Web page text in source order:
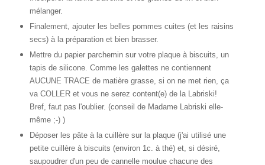
mélanger.
Finalement, ajouter les belles pommes cuites (et les raisins
secs) à la préparation et bien brasser.
Mettre du papier parchemin sur votre plaque à biscuits, un
tapis de silicone. Comme les galettes ne contiennent
AUCUNE TRACE de matière grasse, si on ne met rien, ça
va COLLER et vous ne serez content(e) de la Labriski!
Bref, faut pas l'oublier. (conseil de Madame Labriski elle-
même ;-) )
Déposer les pâte à la cuillère sur la plaque (j'ai utilisé une
petite cuillère à biscuits (environ 1c. à thé) et, si désiré,
saupoudrer d'un peu de cannelle moulue chacune des